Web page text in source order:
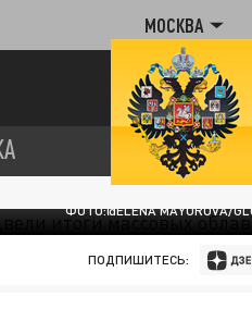
МОСКВА
ФОТО:@ELENA MAYOROVA/
ПОДПИШИТЕСЬ: